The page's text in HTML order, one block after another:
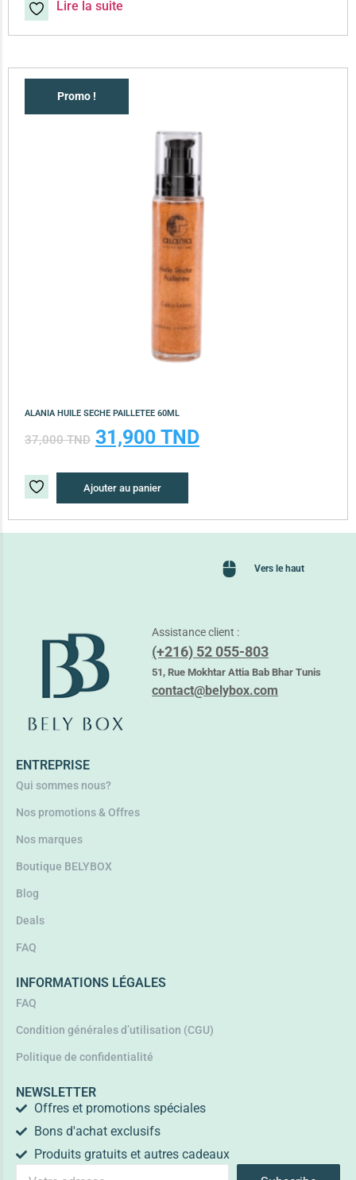
Promo !
ALANIA HUILE SECHE PAILLETEE 60ML
37,000TND 31,900 TND
Ajouter au panier
Lire la suite
Vers le haut
Assistance client :
(+216) 52 055-803
51, Rue Mokhtar Attia Bab Bhar Tunis
contact@belybox.com
ENTREPRISE
Qui sommes nous?
Nos promotions & Offres
Nos marques
Boutique BELYBOX
Blog
Deals
FAQ
INFORMATIONS LÉGALES
FAQ
Condition générales d’utilisation (CGU)
Politique de confidentialité
NEWSLETTER
Offres et promotions spéciales
Bons d'achat exclusifs
Produits gratuits et autres cadeaux